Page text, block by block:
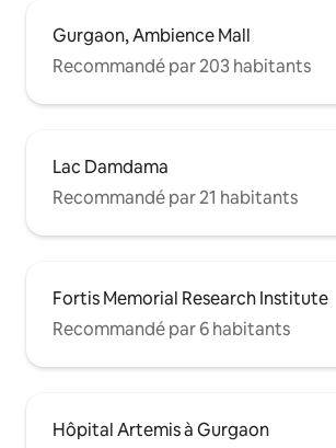
Gurgaon, Ambience Mall
Recommandé par 203 habitants
Lac Damdama
Recommandé par 21 habitants
Fortis Memorial Research Institute
Recommandé par 6 habitants
Hôpital Artemis à Gurgaon